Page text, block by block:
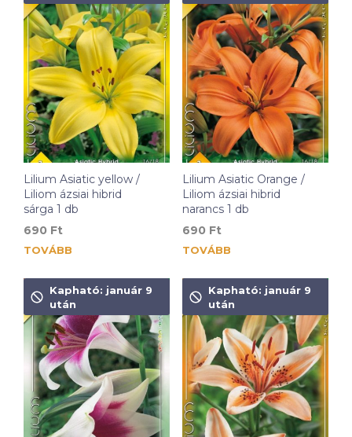
Lilium Asiatic yellow /
Liliom ázsiai hibrid
sárga 1 db
690 Ft
TOVÁBB
Lilium Asiatic Orange /
Liliom ázsiai hibrid
narancs 1 db
690 Ft
TOVÁBB
Kapható: január 9
után
Kapható: január 9
után